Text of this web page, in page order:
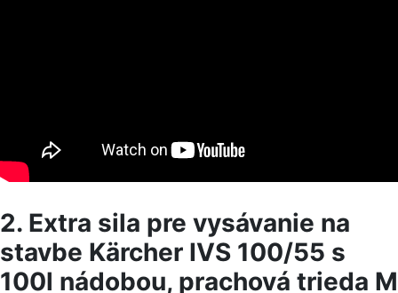
2. Extra sila pre vysávanie na
stavbe Kärcher IVS 100/55 s
100l nádobou, prachová trieda M